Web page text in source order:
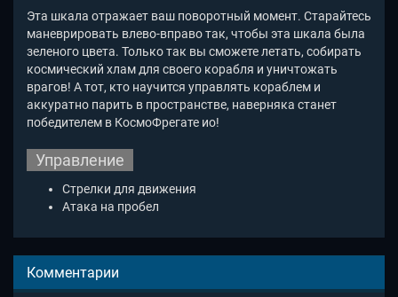
Эта шкала отражает ваш поворотный момент. Старайтесь
маневрировать влево-вправо так, чтобы эта шкала была
зеленого цвета. Только так вы сможете летать, собирать
космический хлам для своего корабля и уничтожать
врагов! А тот, кто научится управлять кораблем и
аккуратно парить в пространстве, наверняка станет
победителем в КосмоФрегате ио!
Управление
Стрелки для движения
Атака на пробел
Комментарии